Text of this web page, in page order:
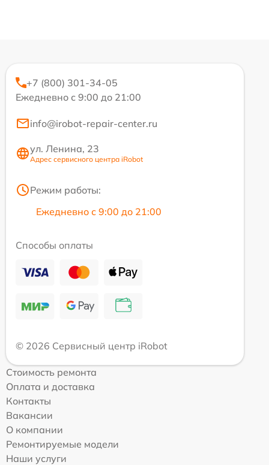
+7 (800) 301-34-05
Ежедневно с 9:00 до 21:00
info@irobot-repair-center.ru
ул. Ленина, 23
Адрес сервисного центра iRobot
Режим работы:
Ежедневно с 9:00 до 21:00
Способы оплаты
© 2026 Сервисный центр iRobot
Стоимость ремонта
Оплата и доставка
Контакты
Вакансии
О компании
Ремонтируемые модели
Наши услуги